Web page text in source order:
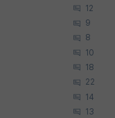
12
9
8
10
18
22
14
13